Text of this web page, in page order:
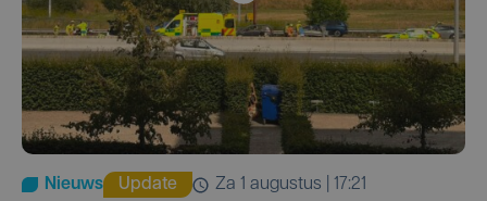
Nieuws Update
za 1 augustus | 17:21